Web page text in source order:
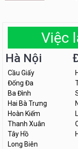
Việc
Hà Nội
Cầu Giấy
Đống Đa
Ba Đình
Hai Bà Trưng
Hoàn Kiếm
Thanh Xuân
Tây Hồ
Long Biên